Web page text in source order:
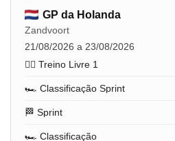
GP da Holanda
Zandvoort
21/08/2026 a 23/08/2026
🏋️‍♂️ Treino Livre 1
🏎️ Classificação Sprint
🏁 Sprint
🏎️ Classificação